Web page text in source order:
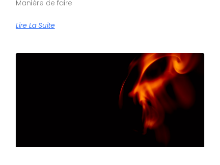
Manière de faire
Lire La Suite